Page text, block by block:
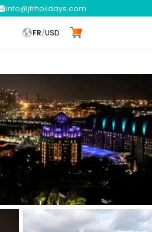
info@jtrholidays.com
FR/USD